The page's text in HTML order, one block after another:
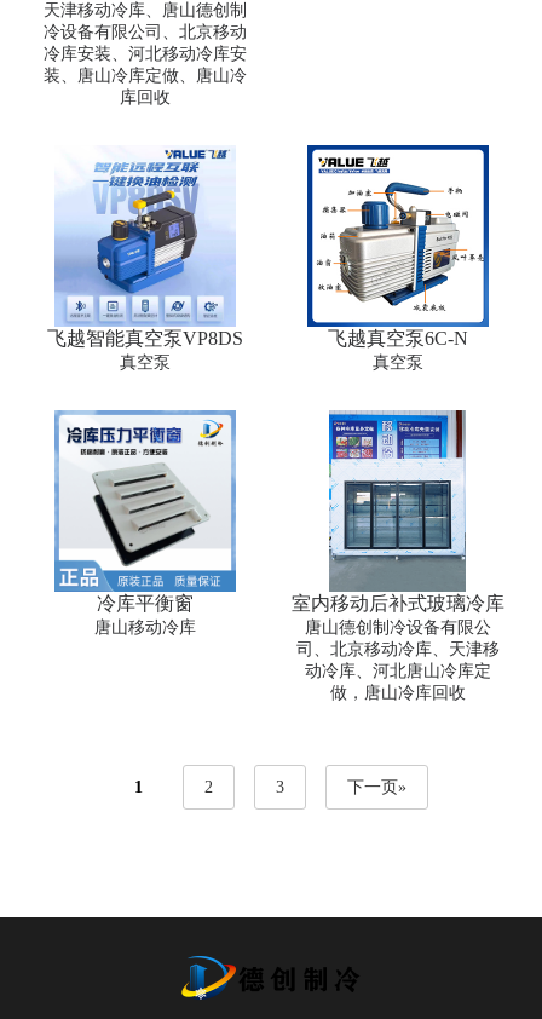
天津移动冷库、唐山德创制
冷设备有限公司、北京移动
冷库安装、河北移动冷库安
装、唐山冷库定做、唐山冷
库回收
飞越智能真空泵VP8DS
真空泵
飞越真空泵6C-N
真空泵
冷库平衡窗
唐山移动冷库
室内移动后补式玻璃冷库
唐山德创制冷设备有限公
司、北京移动冷库、天津移
动冷库、河北唐山冷库定
做，唐山冷库回收
1 2 3 下一页»